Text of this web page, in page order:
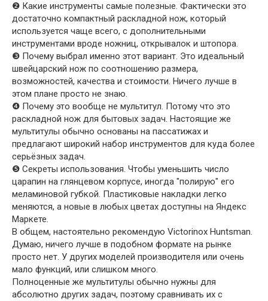
❷ Какие инструменты самые полезные. Фактически это
достаточно компактный раскладной нож, который
используется чаще всего, с дополнительными
инструментами вроде ножниц, открывалок и штопора.
❸ Почему выбрал именно этот вариант. Это идеальный
швейцарский нож по соотношению размера,
возможностей, качества и стоимости. Ничего лучше в
этом плане просто не знаю.
❹ Почему это вообще не мультитул. Потому что это
раскладной нож для бытовых задач. Настоящие же
мультитулы обычно основаны на пассатижах и
предлагают широкий набор инструментов для куда более
серьёзных задач.
❺ Секреты использования. Чтобы уменьшить число
царапин на глянцевом корпусе, иногда "полирую" его
меламиновой губкой. Пластиковые накладки легко
меняются, а новые в любых цветах доступны на Яндекс
Маркете.
В общем, настоятельно рекомендую Victorinox Huntsman.
Думаю, ничего лучше в подобном формате на рынке
просто нет. У других моделей производителя или очень
мало функций, или слишком много.
Полноценные же мультитулы обычно нужны для
абсолютно других задач, поэтому сравнивать их с